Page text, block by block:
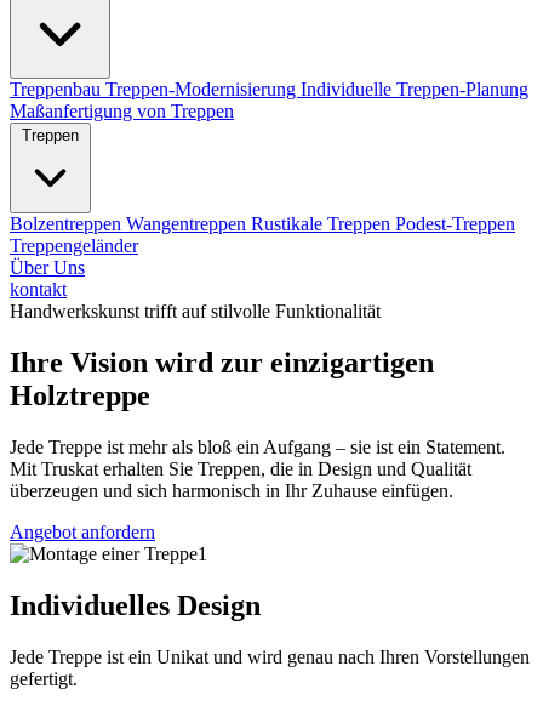
Treppenbau Treppen-Modernisierung Individuelle Treppen-Planung
Maßanfertigung von Treppen
Treppen
Bolzentreppen Wangentreppen Rustikale Treppen Podest-Treppen
Treppengeländer
Über Uns
kontakt
Handwerkskunst trifft auf stilvolle Funktionalität
Ihre Vision wird zur einzigartigen
Holztreppe
Jede Treppe ist mehr als bloß ein Aufgang – sie ist ein Statement.
Mit Truskat erhalten Sie Treppen, die in Design und Qualität
überzeugen und sich harmonisch in Ihr Zuhause einfügen.
Angebot anfordern
Individuelles Design
Jede Treppe ist ein Unikat und wird genau nach Ihren Vorstellungen
gefertigt.